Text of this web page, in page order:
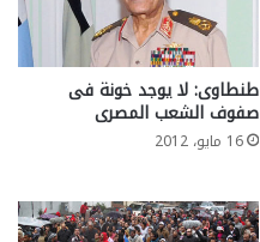
طنطاوى: لا يوجد خونة فى
صفوف الشعب المصرى
16 مايو، 2012